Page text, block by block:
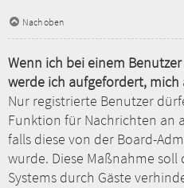
Nach oben
Wenn ich bei einem
werde ich aufgefordert, mich
Nur registrierte Benutzer
Funktion für Nachrichten an
falls diese von der Board-
wurde. Diese Maßnahme soll
Systems durch Gäste